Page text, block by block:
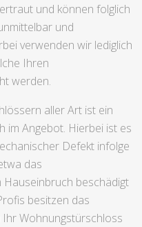
und können folglich
und
verwenden wir lediglich
Ihren
werden.
aller Art ist ein
im Angebot. Hierbei ist es
Defekt infolge
das
Hauseinbruch beschädigt
besitzen das
Wohnungstürschloss